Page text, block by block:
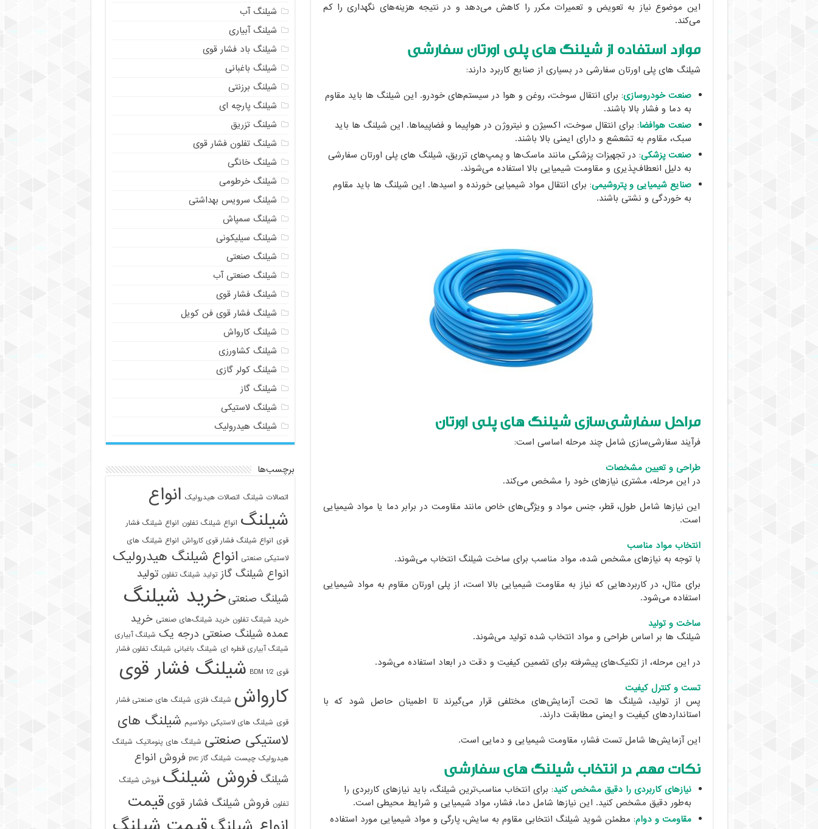
این موضوع نیاز به تعویض و تعمیرات مکرر را کاهش می‌دهد و در نتیجه هزینه‌های نگهداری را کم
می‌کند.
موارد استفاده از شیلنگ های پلی اورتان سفارشی
شیلنگ های پلی اورتان سفارشی در بسیاری از صنایع کاربرد دارند:
صنعت خودروسازی: برای انتقال سوخت، روغن و هوا در سیستم‌های خودرو. این شیلنگ ها باید مقاوم
به دما و فشار بالا باشند.
صنعت هوافضا: برای انتقال سوخت، اکسیژن و نیتروژن در هواپیما و فضاپیماها. این شیلنگ ها باید
سبک، مقاوم به تشعشع و دارای ایمنی بالا باشند.
صنعت پزشکی: در تجهیزات پزشکی مانند ماسک‌ها و پمپ‌های تزریق، شیلنگ های پلی اورتان سفارشی
به دلیل انعطاف‌پذیری و مقاومت شیمیایی بالا استفاده می‌شوند.
صنایع شیمیایی و پتروشیمی: برای انتقال مواد شیمیایی خورنده و اسیدها. این شیلنگ ها باید مقاوم
به خوردگی و نشتی باشند.
مراحل سفارشی‌سازی شیلنگ های پلی اورتان
فرآیند سفارشی‌سازی شامل چند مرحله اساسی است:
طراحی و تعیین مشخصات
در این مرحله، مشتری نیازهای خود را مشخص می‌کند.
این نیازها شامل طول، قطر، جنس مواد و ویژگی‌های خاص مانند مقاومت در برابر دما یا مواد شیمیایی
است.
انتخاب مواد مناسب
با توجه به نیازهای مشخص شده، مواد مناسب برای ساخت شیلنگ انتخاب می‌شوند.
برای مثال، در کاربردهایی که نیاز به مقاومت شیمیایی بالا است، از پلی اورتان مقاوم به مواد شیمیایی
استفاده می‌شود.
ساخت و تولید
شیلنگ ها بر اساس طراحی و مواد انتخاب شده تولید می‌شوند.
در این مرحله، از تکنیک‌های پیشرفته برای تضمین کیفیت و دقت در ابعاد استفاده می‌شود.
تست و کنترل کیفیت
پس از تولید، شیلنگ ها تحت آزمایش‌های مختلفی قرار می‌گیرند تا اطمینان حاصل شود که با
استانداردهای کیفیت و ایمنی مطابقت دارند.
این آزمایش‌ها شامل تست فشار، مقاومت شیمیایی و دمایی است.
نکات مهم در انتخاب شیلنگ های سفارشی
نیازهای کاربردی را دقیق مشخص کنید: برای انتخاب مناسب‌ترین شیلنگ، باید نیازهای کاربردی را
به‌طور دقیق مشخص کنید. این نیازها شامل دما، فشار، مواد شیمیایی و شرایط محیطی است.
مقاومت و دوام: مطمئن شوید شیلنگ انتخابی مقاوم به سایش، پارگی و مواد شیمیایی مورد استفاده
شیلنگ آب
شیلنگ آبیاری
شیلنگ باد فشار قوی
شیلنگ باغبانی
شیلنگ برزنتی
شیلنگ پارچه‌ ای
شیلنگ تزریق
شیلنگ تفلون فشار قوی
شیلنگ خانگی
شیلنگ خرطومی
شیلنگ سرویس بهداشتی
شیلنگ سمپاش
شیلنگ سیلیکونی
شیلنگ صنعتی
شیلنگ صنعتی آب
شیلنگ فشار قوی
شیلنگ فشار قوی فن کویل
شیلنگ کارواش
شیلنگ کشاورزی
شیلنگ کولر گازی
شیلنگ گاز
شیلنگ لاستیکی
شیلنگ هیدرولیک
برچسب‌ها
اتصالات شیلنگ اتصالات هیدرولیک انواع
شیلنگ انواع شیلنگ تفلون انواع شیلنگ فشار
قوی انواع شیلنگ فشار قوی کارواش انواع شیلنگ های
لاستیکی صنعتی انواع شیلنگ هیدرولیک
انواع شیلنگ گاز تولید شیلنگ تفلون تولید
شیلنگ صنعتی خرید شیلنگ
خرید شیلنگ تفلون خرید شیلنگ‌های صنعتی خرید
عمده شیلنگ صنعتی درجه یک شیلنگ آبیاری
شیلنگ آبیاری قطره ای شیلنگ باغبانی شیلنگ تفلون فشار
قوی 1/2 BDM
شیلنگ فشار قوی
کارواش شیلنگ فلزی شیلنگ های صنعتی فشار
قوی شیلنگ های لاستیکی دولاسیم شیلنگ های
لاستیکی صنعتی شیلنگ های پنوماتیک شیلنگ
هیدرولیک چیست شیلنگ گاز pvc
فروش انواع
شیلنگ فروش شیلنگ فروش شیلنگ
تفلون فروش شیلنگ فشار قوی قیمت